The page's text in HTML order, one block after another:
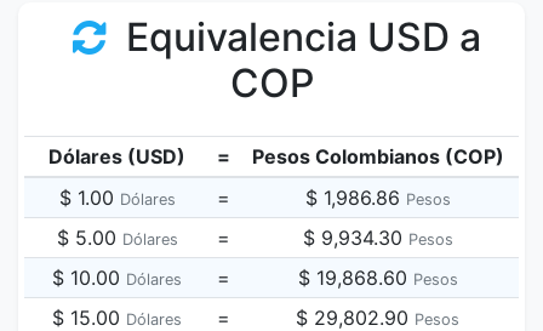
Equivalencia USD a
COP
Dólares (USD) =
Pesos Colombianos (COP)
$ 1.00 Dólares = $ 1,986.86 Pesos
$ 5.00 Dólares = $ 9,934.30 Pesos
$ 10.00 Dólares = $ 19,868.60 Pesos
$ 15.00 Dólares = $ 29,802.90 Pesos